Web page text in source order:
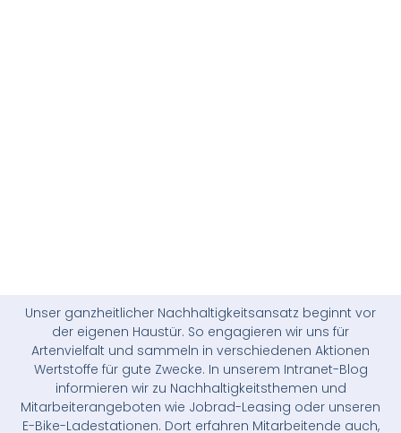
Unser ganzheitlicher Nachhaltigkeitsansatz beginnt vor
der eigenen Haustür. So engagieren wir uns für
Artenvielfalt und sammeln in verschiedenen Aktionen
Wertstoffe für gute Zwecke. In unserem Intranet-Blog
informieren wir zu Nachhaltigkeitsthemen und
Mitarbeiterangeboten wie Jobrad-Leasing oder unseren
E-Bike-Ladestationen. Dort erfahren Mitarbeitende auch,